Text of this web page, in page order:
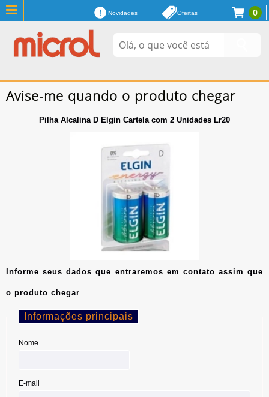
0
Novidades Ofertas
Avise-me quando o produto chegar
Pilha Alcalina D Elgin Cartela com 2 Unidades Lr20
Informe seus dados que entraremos em contato assim que
o produto chegar
Informações principais
Nome
E-mail